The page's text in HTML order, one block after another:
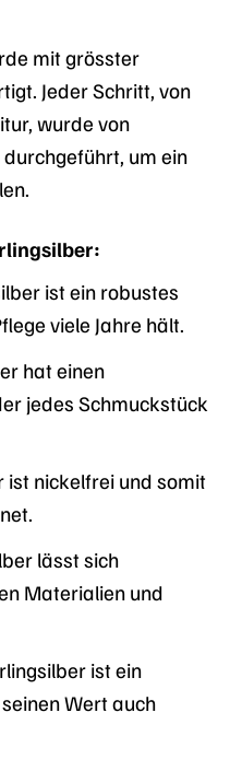
mit grösster
Jeder Schritt, von
wurde von
um ein
ist ein robustes
viele Jahre hält.
hat einen
jedes Schmuckstück
ist nickelfrei und somit
lässt sich
Materialien und
ist ein
Wert auch